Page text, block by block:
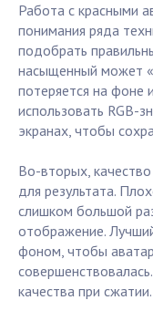
Работа с красными
понимания ряда
подобрать
насыщенный может
потеряется на фоне
использовать RGB-
экранах, чтобы
Во-вторых,
для результата.
слишком большой
отображение.
фоном, чтобы
качества при сжатии.